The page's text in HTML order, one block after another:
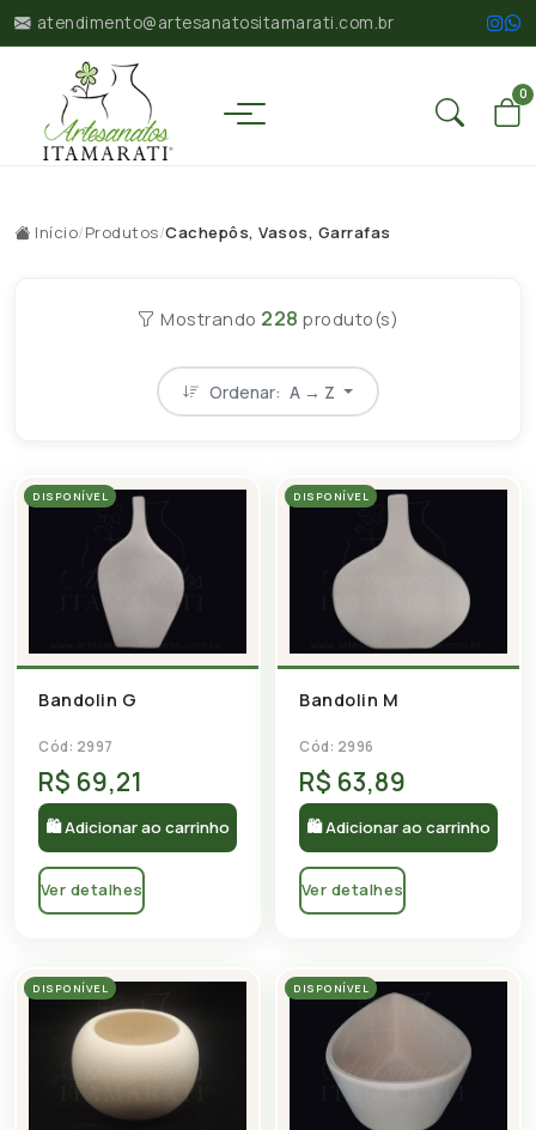
atendimento@artesanatositamarati.com.br
0
Início/Produtos/Cachepôs, Vasos, Garrafas
Mostrando 228 produto(s)
Ordenar: A → Z
DISPONÍVEL
Bandolin G
Cód: 2997
R$ 69,21
🛍 Adicionar ao carrinho
Ver detalhes
DISPONÍVEL
Bandolin M
Cód: 2996
R$ 63,89
🛍 Adicionar ao carrinho
Ver detalhes
DISPONÍVEL DISPONÍVEL